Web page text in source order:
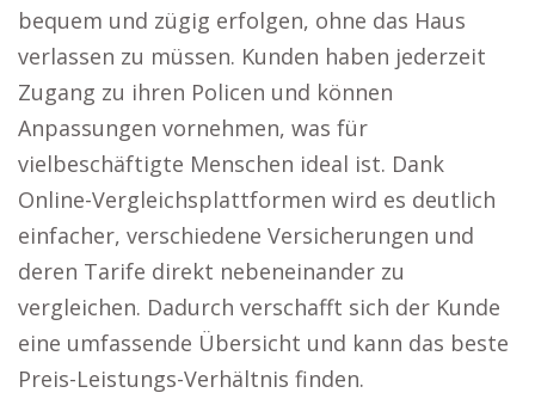
bequem und zügig erfolgen, ohne das Haus
verlassen zu müssen. Kunden haben jederzeit
Zugang zu ihren Policen und können
Anpassungen vornehmen, was für
vielbeschäftigte Menschen ideal ist. Dank
Online-Vergleichsplattformen wird es deutlich
einfacher, verschiedene Versicherungen und
deren Tarife direkt nebeneinander zu
vergleichen. Dadurch verschafft sich der Kunde
eine umfassende Übersicht und kann das beste
Preis-Leistungs-Verhältnis finden.